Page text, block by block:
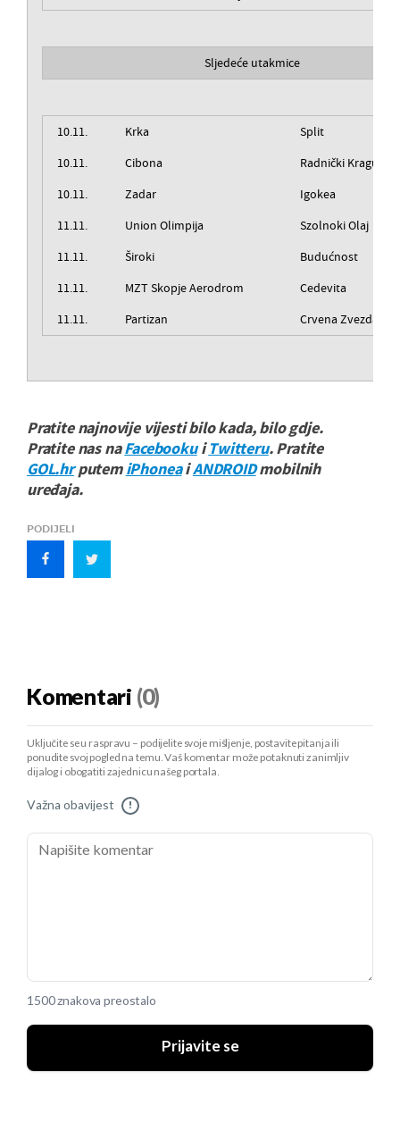
Sljedeće utakmice
10.11. Krka
Split
10.11.
Cibona
Radnički
10.11.
Zadar
Igokea
11.11.
Union Olimpija
Szolnoki Olaj
11.11.
Široki
Budućnost
11.11.
MZT Skopje Aerodrom
Cedevita
11.11.
Partizan Crvena Zvezda
Pratite najnovije vijesti bilo kada, bilo gdje.
Pratite nas naFacebookuiTwitteru. Pratite
GOL.hrputemiPhoneaiANDROIDmobilnih
uređaja.
PODIJELI
Komentari (0)
Uključite se u raspravu – podijelite svoje mišljenje, postavite pitanja ili
ponudite svoj pogled na temu. Vaš komentar može potaknuti zanimljiv
dijalog i obogatiti zajednicu našeg portala.
Važna obavijest !
1500 znakova preostalo
Prijavite se